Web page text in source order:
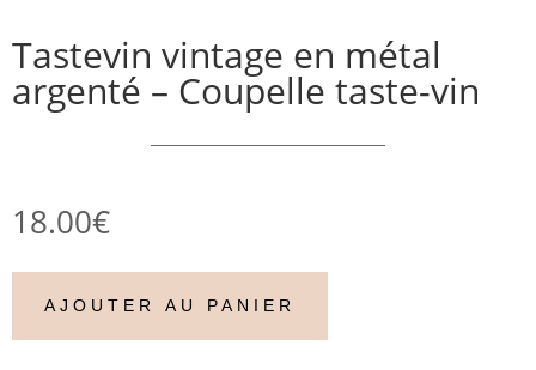
Tastevin vintage en métal
argenté – Coupelle taste-vin
18.00€
AJOUTER AU PANIER